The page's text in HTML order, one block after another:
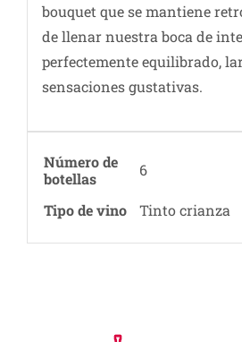
bouquet que se mantiene
de llenar nuestra boca de
perfectemente equilibrado,
sensaciones gustativas.
Número de
botellas
6
Tipo de vino Tinto crianza